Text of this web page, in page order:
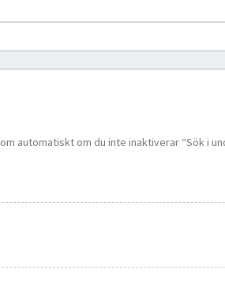
automatiskt om du inte inaktiverar “Sök i